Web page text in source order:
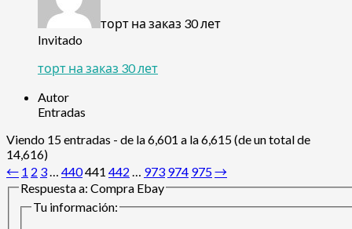
торт на заказ 30 лет
Invitado
торт на заказ 30 лет
Autor
Entradas
Viendo 15 entradas - de la 6,601 a la 6,615 (de un total de
14,616)
← 1 2 3… 440441 442 … 973 974 975→
Respuesta a: Compra Ebay
Tu información: